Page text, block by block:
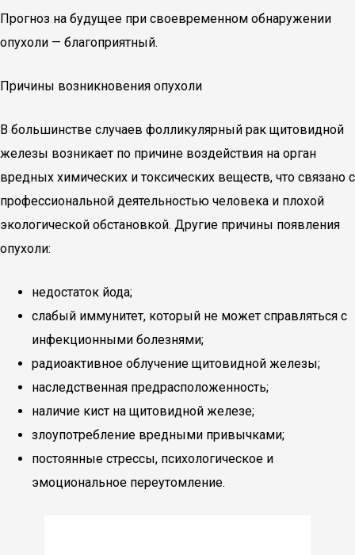
Прогноз на будущее при своевременном обнаружении
опухоли — благоприятный.
Причины возникновения опухоли
В большинстве случаев фолликулярный рак щитовидной
железы возникает по причине воздействия на орган
вредных химических и токсических веществ, что связано с
профессиональной деятельностью человека и плохой
экологической обстановкой. Другие причины появления
опухоли:
недостаток йода;
слабый иммунитет, который не может справляться с
инфекционными болезнями;
радиоактивное облучение щитовидной железы;
наследственная предрасположенность;
наличие кист на щитовидной железе;
злоупотребление вредными привычками;
постоянные стрессы, психологическое и
эмоциональное переутомление.